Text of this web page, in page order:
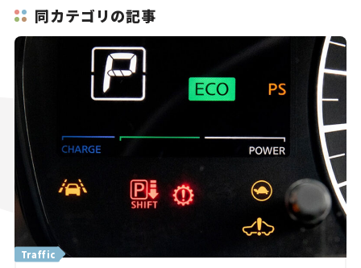
同カテゴリの記事
Traffic